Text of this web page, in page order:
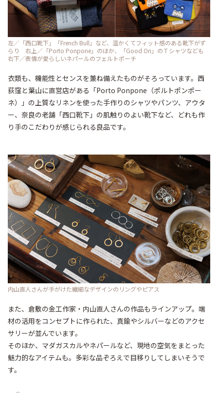
左／「西口靴下」「French Bull」など、温かくてフィット感のある靴下がず
らり 右上／「Porto Ponpone」のほか、「Good On」のＴシャツなども
右下／表情が愛らしいネパールのフェルトポーチ
衣類も、機能性とセンスを兼ね備えたものがそろっています。西
荻窪と葉山に直営店がある「Porto Ponpone（ポルトポンポー
ネ）」の上質なリネンを使った手作りのシャツやパンツ、アウタ
ー、奈良の老舗「西口靴下」の肌触りのよい靴下など、どれも作
り手のこだわりが感じられる良品です。
内山直人さんが手がけた繊細なデザインのリングやピアス
また、倉敷の金工作家・内山直人さんの作品もラインアップ。端
材の活用をコンセプトに作られた、真鍮やシルバーなどのアクセ
サリーが並んでいます。
そのほか、マダガスカルやネパールなど、現地の空気をまとった
魅力的なアイテムも。多彩な品ぞろえで目移りしてしまいそうで
す。